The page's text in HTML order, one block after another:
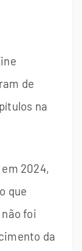
de
na
2024,
que
foi
da